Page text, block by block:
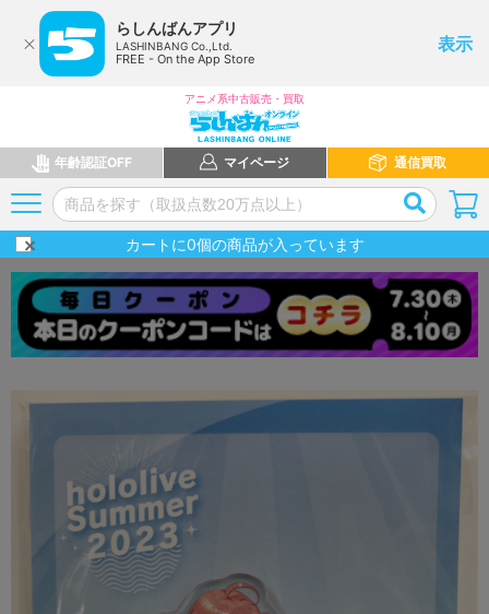
らしんばんアプリ
LASHINBANG Co.,Ltd.
FREE - On the App Store
表示
アニメ系中古販売・買取
年齢認証OFF マイページ 通信買取
カートに0個の商品が入っています